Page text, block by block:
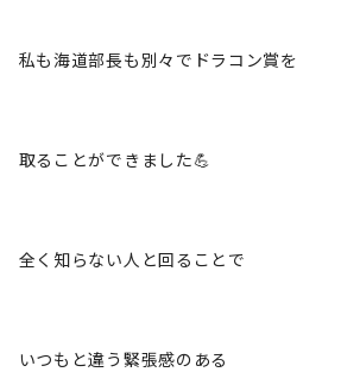
私も海道部長も別々でドラコン賞を
取ることができました💪
全く知らない人と回ることで
いつもと違う緊張感のある